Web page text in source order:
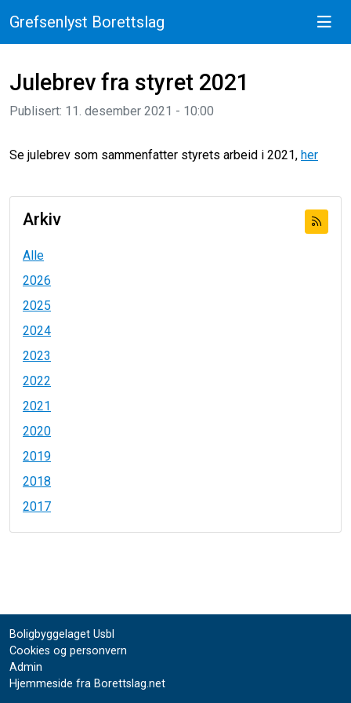
Grefsenlyst Borettslag
Julebrev fra styret 2021
Publisert: 11. desember 2021 - 10:00
Se julebrev som sammenfatter styrets arbeid i 2021, her
Arkiv
Alle
2026
2025
2024
2023
2022
2021
2020
2019
2018
2017
Boligbyggelaget Usbl
Cookies og personvern
Admin
Hjemmeside fra Borettslag.net